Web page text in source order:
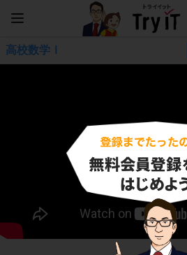
高校数学Ⅰ